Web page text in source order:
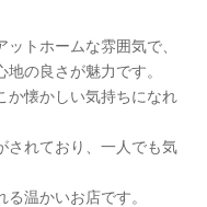
トホームな雰囲気で、
の良さが魅力です。
か懐かしい気持ちになれ
されており、一人でも気
温かいお店です。